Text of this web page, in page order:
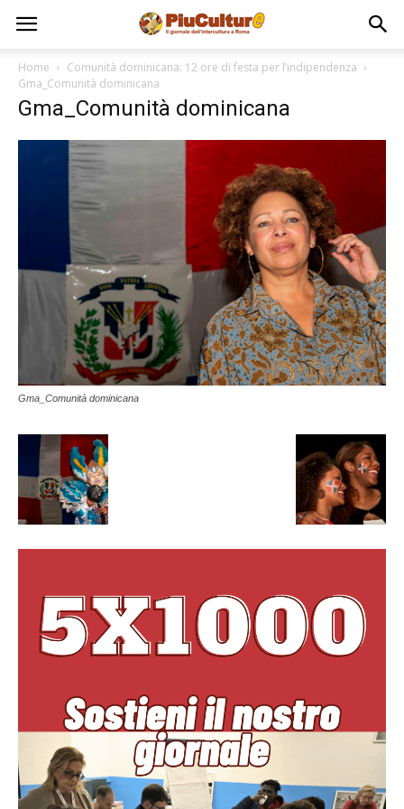
Home
Comunità dominicana: 12 ore di festa per l’indipendenza
Gma_Comunità dominicana
Gma_Comunità dominicana
Gma_Comunità dominicana